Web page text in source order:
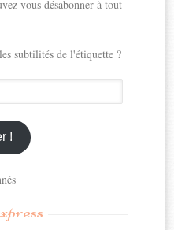
vous désabonner à tout
subtilités de l'étiquette ?
!